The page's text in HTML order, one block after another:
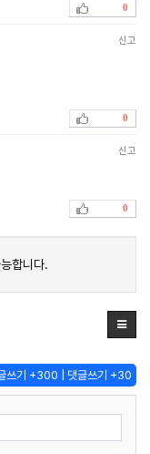
0
신고
0
신고
0
합니다.
쓰기 +300 | 댓글쓰기 +30